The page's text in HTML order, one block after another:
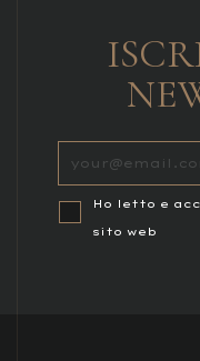
Ho letto e
sito web